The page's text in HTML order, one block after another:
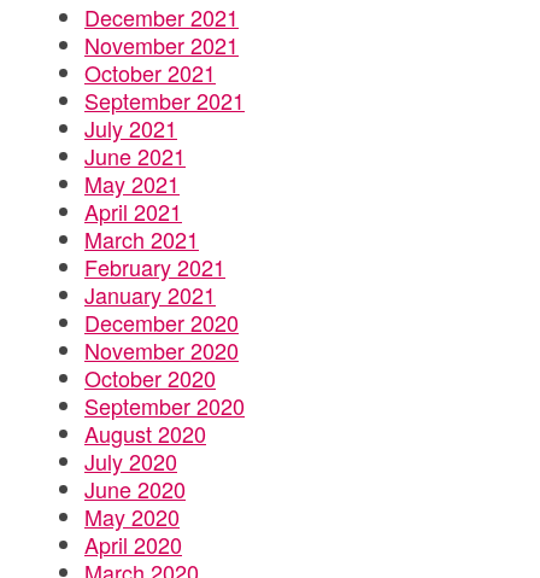
December 2021
November 2021
October 2021
September 2021
July 2021
June 2021
May 2021
April 2021
March 2021
February 2021
January 2021
December 2020
November 2020
October 2020
September 2020
August 2020
July 2020
June 2020
May 2020
April 2020